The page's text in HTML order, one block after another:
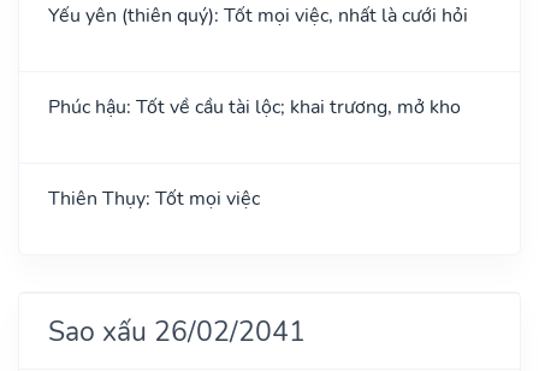
Yếu yên (thiên quý): Tốt mọi việc, nhất là cưới hỏi
Phúc hậu: Tốt về cầu tài lộc; khai trương, mở kho
Thiên Thụy: Tốt mọi việc
Sao xấu 26/02/2041